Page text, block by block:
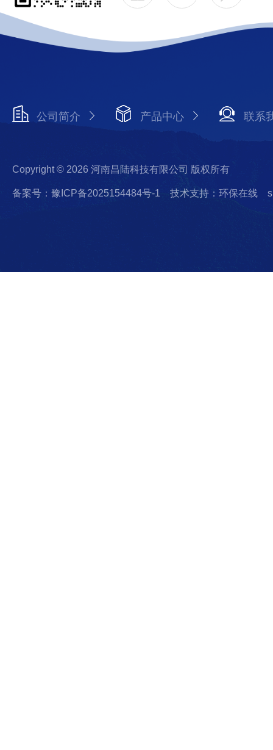
公司简介 产品中心 联系
Copyright © 2026 河南昌陆科技有限公司 版权所有
备案号：豫ICP备2025154484号-1 技术支持：环保在线